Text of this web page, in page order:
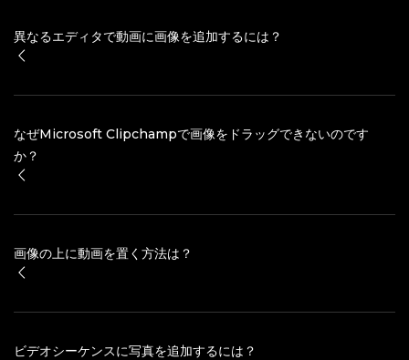
異なるエディタで動画に画像を追加するには？
なぜMicrosoft Clipchampで画像をドラッグできないのです
か？
画像の上に動画を置く方法は？
ビデオシーケンスに写真を追加するには？